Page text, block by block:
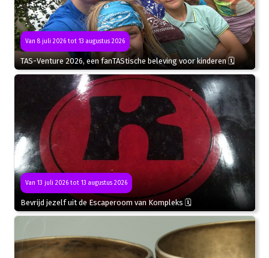
Van 8 juli 2026 tot 13 augustus 2026
TAS-Venture 2026, een fanTAStische beleving voor kinderen 🗓
Van 13 juli 2026 tot 13 augustus 2026
Bevrijd jezelf uit de Escaperoom van Kompleks 🗓